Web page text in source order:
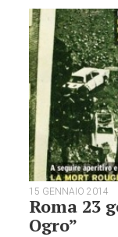
15 GENNAIO 2014
Roma 23
Ogro”